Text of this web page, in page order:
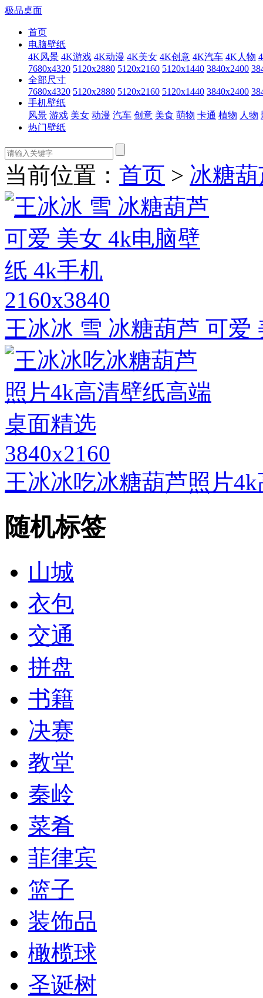
极品桌面
首页
电脑壁纸
4K风景 4K游戏 4K动漫 4K美女 4K创意 4K汽车 4K人物
7680x4320 5120x2880 5120x2160 5120x1440 3840x2400
全部尺寸
7680x4320 5120x2880 5120x2160 5120x1440 3840x2400
手机壁纸
风景 游戏 美女 动漫 汽车 创意 美食 萌物 卡通 植物 人物
热门壁纸
当前位置： 首页 > 冰糖
2160x3840
王冰冰 雪 冰糖葫芦 可爱
3840x2160
王冰冰吃冰糖葫芦照片
随机标签
山城
衣包
交通
拼盘
书籍
决赛
教堂
秦岭
菜肴
菲律宾
篮子
装饰品
橄榄球
圣诞树